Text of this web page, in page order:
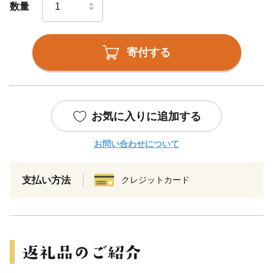
数量
寄付する
お気に入りに追加する
お問い合わせについて
支払い方法 クレジットカード